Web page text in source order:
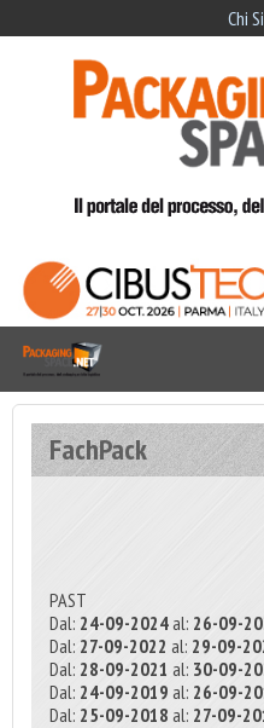
Chi
FachPack
PAST
Dal: 24-09-2024al: 26-09-
Dal: 27-09-2022 al: 29-09-
Dal: 28-09-2021 al: 30-09-
Dal: 24-09-2019 al: 26-09-
Dal: 25-09-2018 al: 27-09-